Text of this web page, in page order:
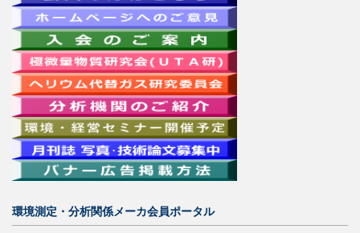
環境測定・分析関係メーカ会員ポータル